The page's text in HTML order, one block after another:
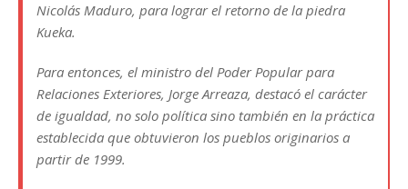
Nicolás Maduro, para lograr el retorno de la piedra
Kueka.
Para entonces, el ministro del Poder Popular para
Relaciones Exteriores, Jorge Arreaza, destacó el carácter
de igualdad, no solo política sino también en la práctica
establecida que obtuvieron los pueblos originarios a
partir de 1999.